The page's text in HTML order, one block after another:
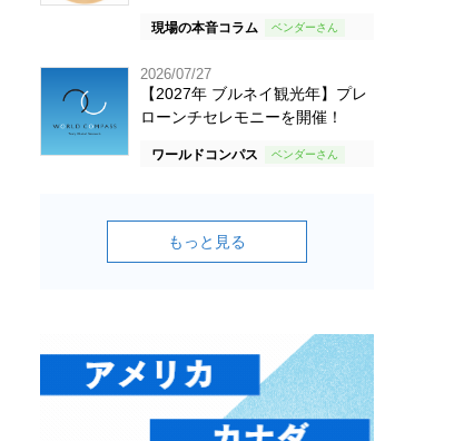
現場の本音コラム
2026/07/27
【2027年 ブルネイ観光年】プレ
ローンチセレモニーを開催！
ワールドコンパス
もっと見る